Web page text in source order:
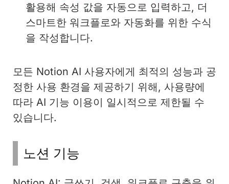
활용해 속성 값을 자동으로 입력하고, 더
스마트한 워크플로와 자동화를 위한 수식
을 작성합니다.
모든 Notion AI 사용자에게 최적의 성능과 공
정한 사용 환경을 제공하기 위해, 사용량에
따라 AI 기능 이용이 일시적으로 제한될 수
있습니다.
노션 기능